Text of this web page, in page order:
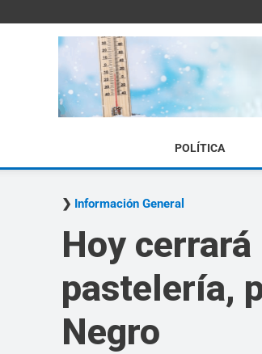
POLÍTICA
Información General
Hoy
pastelería,
Negro